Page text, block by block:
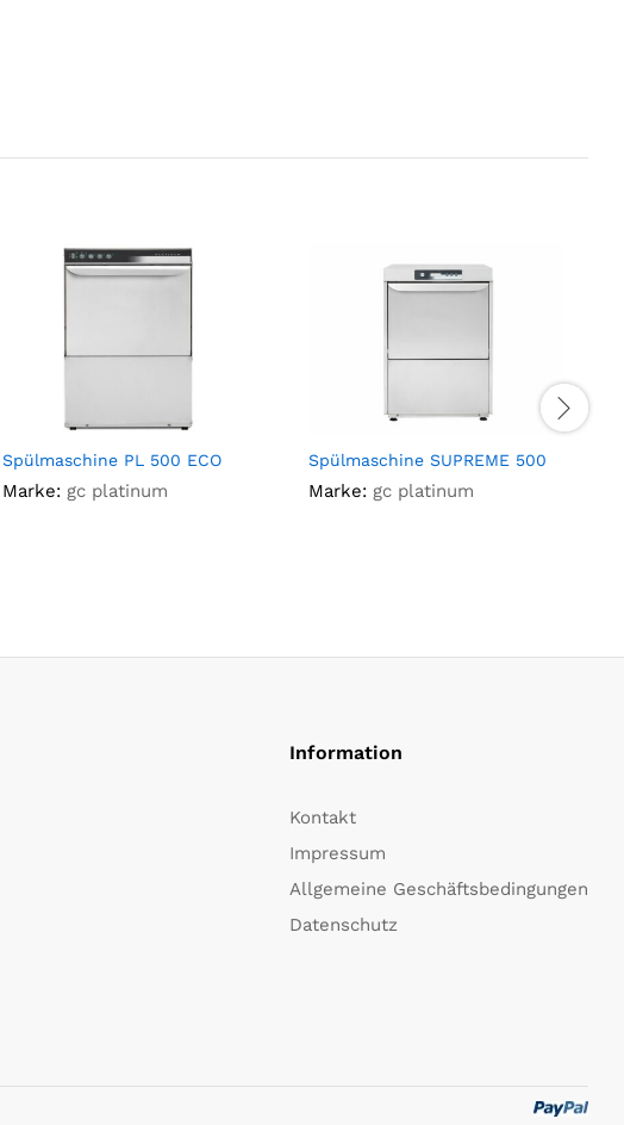
Spülmaschine PL 500 ECO
Marke: gc platinum
Spülmaschine SUPREME 500
Marke: gc platinum
Information
Kontakt
Impressum
Allgemeine Geschäftsbedingungen
Datenschutz